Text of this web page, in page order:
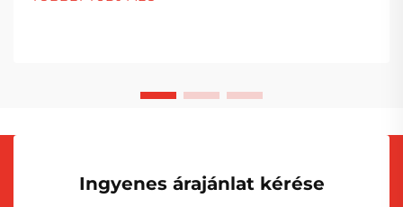
Ingyenes árajánlat kérése